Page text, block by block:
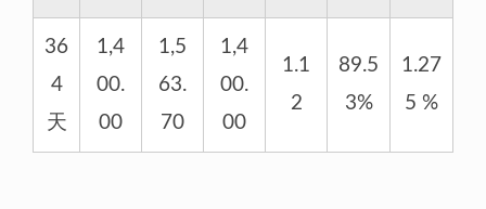
36
4
天
1,4
00.
00
1,5
63.
70
1,4
00.
00
1.1
2
89.5
3%
1.27
5 %